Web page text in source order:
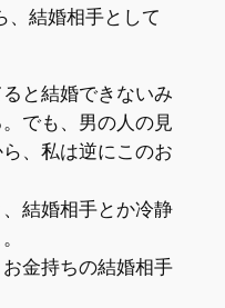
、結婚相手として
と結婚できないみ
でも、男の人の見
、私は逆にこのお
結婚相手とか冷静
金持ちの結婚相手